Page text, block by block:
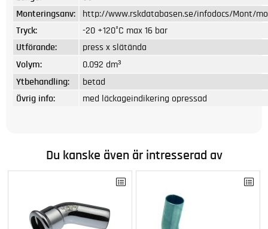
Monteringsanv:
http://www.rskdatabasen.se/infodocs/Mont/
Tryck:
-20 +120°C max 16 bar
Utförande:
press x slätända
Volym:
0.092 dm³
Ytbehandling:
betad
Övrig info:
med läckageindikering opressad
Du kanske även är intresserad av